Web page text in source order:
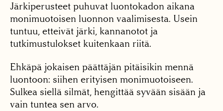
Järkiperusteet puhuvat luontokadon aikana
monimuotoisen luonnon vaalimisesta. Usein
tuntuu, etteivät järki, kannanotot ja
tutkimustulokset kuitenkaan riitä.
Ehkäpä jokaisen päättäjän pitäisikin mennä
luontoon: siihen erityisen monimuotoiseen.
Sulkea siellä silmät, hengittää syvään sisään ja
vain tuntea sen arvo.